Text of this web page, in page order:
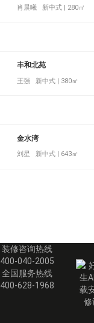
肖晨曦 新中式 | 280㎡
丰和北苑
王强 新中式 | 380㎡
金水湾
刘星 新中式 | 643㎡
装修咨询热线
400-040-2005
全国服务热线
400-628-1968